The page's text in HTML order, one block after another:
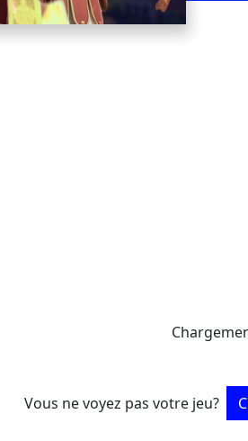
Vous ne voyez pas votre jeu?